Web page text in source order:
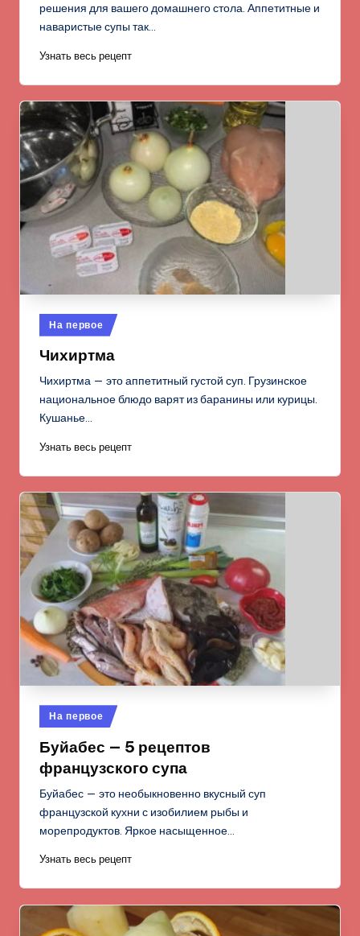
решения для вашего домашнего стола. Аппетитные и
наваристые супы так…
Узнать весь рецепт
Опубликовано
в
На первое
Чихиртма
Чихиртма — это аппетитный густой суп. Грузинское
национальное блюдо варят из баранины или курицы.
Кушанье…
Узнать весь рецепт
Опубликовано
в
На первое
Буйабес — 5 рецептов
французского супа
Буйабес — это необыкновенно вкусный суп
французской кухни с изобилием рыбы и
морепродуктов. Яркое насыщенное…
Узнать весь рецепт